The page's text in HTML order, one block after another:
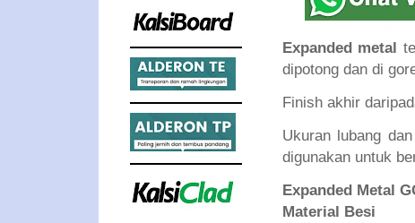
Expanded metal
dipotong dan di
Finish akhir
Ukuran lubang
digunakan untuk
Expanded Metal
Material Besi